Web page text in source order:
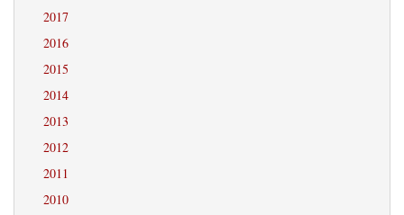
2017
2016
2015
2014
2013
2012
2011
2010